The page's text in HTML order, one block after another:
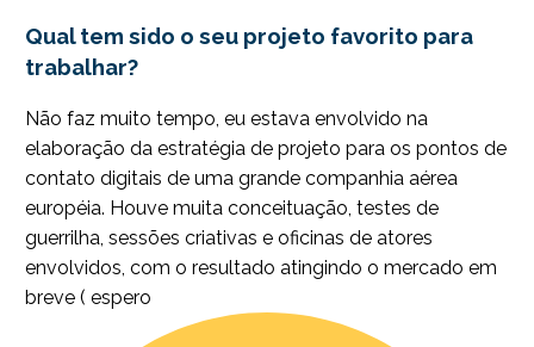
Qual tem sido o seu projeto favorito para
trabalhar?
Não faz muito tempo, eu estava envolvido na
elaboração da estratégia de projeto para os pontos de
contato digitais de uma grande companhia aérea
européia. Houve muita conceituação, testes de
guerrilha, sessões criativas e oficinas de atores
envolvidos, com o resultado atingindo o mercado em
breve ( espero